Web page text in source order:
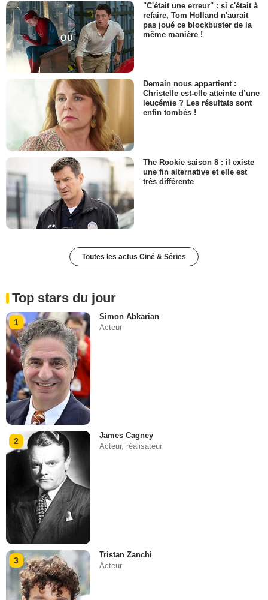
"C'était une erreur" : si c'était à
refaire, Tom Holland n'aurait
pas joué ce blockbuster de la
même manière !
Demain nous appartient :
Christelle est-elle atteinte d’une
leucémie ? Les résultats sont
enfin tombés !
The Rookie saison 8 : il existe
une fin alternative et elle est
très différente
Toutes les actus Ciné & Séries
Top stars du jour
1
Simon Abkarian
Acteur
2
James Cagney
Acteur, réalisateur
3
Tristan Zanchi
Acteur